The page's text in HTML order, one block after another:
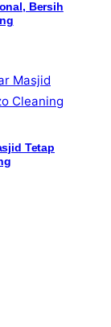
Bersih
Tetap